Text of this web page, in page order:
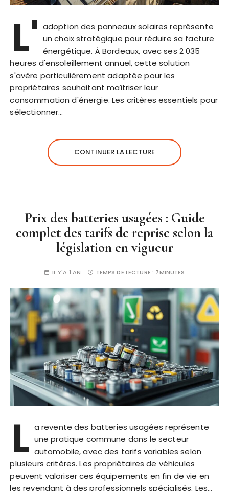
L' adoption des panneaux solaires représente
un choix stratégique pour réduire sa facture
énergétique. À Bordeaux, avec ses 2 035
heures d'ensoleillement annuel, cette solution
s'avère particulièrement adaptée pour les
propriétaires souhaitant maîtriser leur
consommation d'énergie. Les critères essentiels pour
sélectionner…
CONTINUER LA LECTURE
Prix des batteries usagées : Guide
complet des tarifs de reprise selon la
législation en vigueur
IL Y'A 1 AN TEMPS DE LECTURE : 7MINUTES
L a revente des batteries usagées représente
une pratique commune dans le secteur
automobile, avec des tarifs variables selon
plusieurs critères. Les propriétaires de véhicules
peuvent valoriser ces équipements en fin de vie en
les revendant à des professionnels spécialisés. Les…